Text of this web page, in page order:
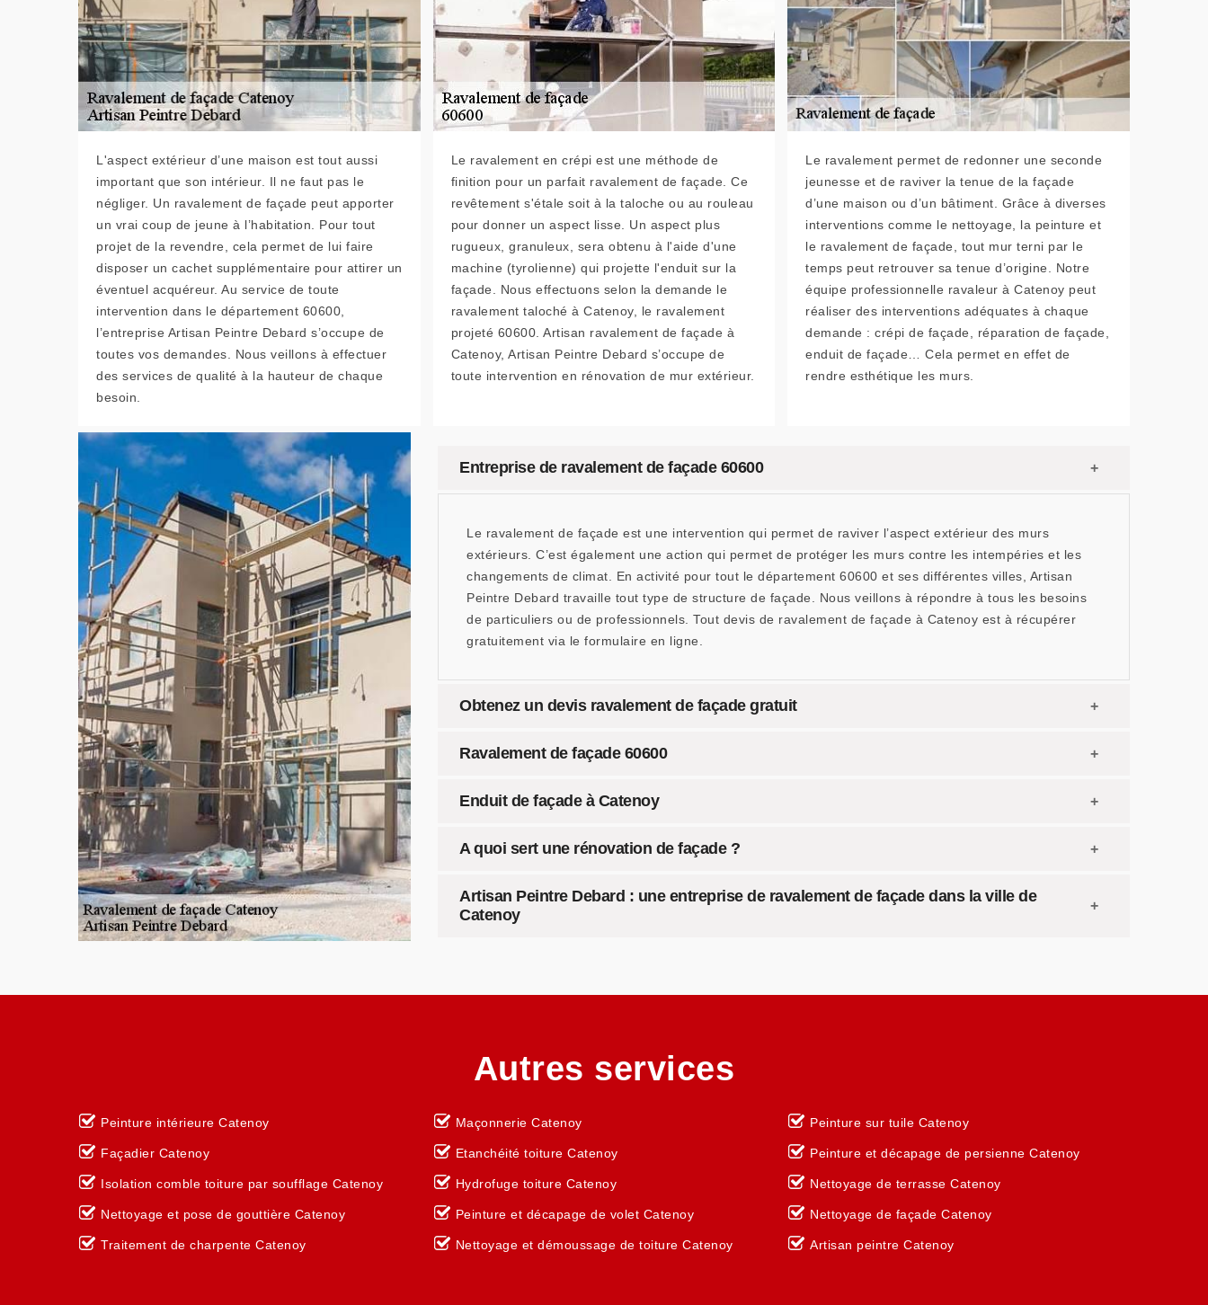
L'aspect extérieur d’une maison est tout aussi
important que son intérieur. Il ne faut pas le
négliger. Un ravalement de façade peut apporter
un vrai coup de jeune à l’habitation. Pour tout
projet de la revendre, cela permet de lui faire
disposer un cachet supplémentaire pour attirer un
éventuel acquéreur. Au service de toute
intervention dans le département 60600,
l’entreprise Artisan Peintre Debard s’occupe de
toutes vos demandes. Nous veillons à effectuer
des services de qualité à la hauteur de chaque
besoin.
Le ravalement en crépi est une méthode de
finition pour un parfait ravalement de façade. Ce
revêtement s'étale soit à la taloche ou au rouleau
pour donner un aspect lisse. Un aspect plus
rugueux, granuleux, sera obtenu à l'aide d'une
machine (tyrolienne) qui projette l'enduit sur la
façade. Nous effectuons selon la demande le
ravalement taloché à Catenoy, le ravalement
projeté 60600. Artisan ravalement de façade à
Catenoy, Artisan Peintre Debard s’occupe de
toute intervention en rénovation de mur extérieur.
Le ravalement permet de redonner une seconde
jeunesse et de raviver la tenue de la façade
d’une maison ou d’un bâtiment. Grâce à diverses
interventions comme le nettoyage, la peinture et
le ravalement de façade, tout mur terni par le
temps peut retrouver sa tenue d’origine. Notre
équipe professionnelle ravaleur à Catenoy peut
réaliser des interventions adéquates à chaque
demande : crépi de façade, réparation de façade,
enduit de façade… Cela permet en effet de
rendre esthétique les murs.
Entreprise de ravalement de façade 60600
Le ravalement de façade est une intervention qui permet de raviver l’aspect extérieur des murs
extérieurs. C’est également une action qui permet de protéger les murs contre les intempéries et les
changements de climat. En activité pour tout le département 60600 et ses différentes villes, Artisan
Peintre Debard travaille tout type de structure de façade. Nous veillons à répondre à tous les besoins
de particuliers ou de professionnels. Tout devis de ravalement de façade à Catenoy est à récupérer
gratuitement via le formulaire en ligne.
Obtenez un devis ravalement de façade gratuit
Ravalement de façade 60600
Enduit de façade à Catenoy
A quoi sert une rénovation de façade ?
Artisan Peintre Debard : une entreprise de ravalement de façade dans la ville de
Catenoy
Autres services
Peinture intérieure Catenoy
Façadier Catenoy
Isolation comble toiture par soufflage Catenoy
Nettoyage et pose de gouttière Catenoy
Traitement de charpente Catenoy
Maçonnerie Catenoy
Etanchéité toiture Catenoy
Hydrofuge toiture Catenoy
Peinture et décapage de volet Catenoy
Nettoyage et démoussage de toiture Catenoy
Peinture sur tuile Catenoy
Peinture et décapage de persienne Catenoy
Nettoyage de terrasse Catenoy
Nettoyage de façade Catenoy
Artisan peintre Catenoy